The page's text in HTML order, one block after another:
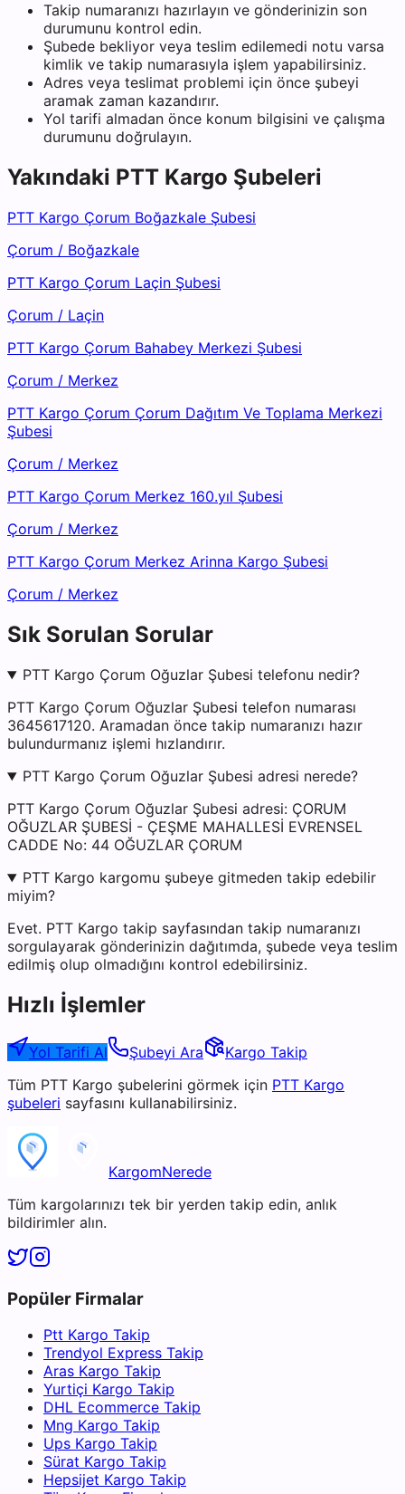
Takip numaranızı hazırlayın ve gönderinizin son
durumunu kontrol edin.
Şubede bekliyor veya teslim edilemedi notu varsa
kimlik ve takip numarasıyla işlem yapabilirsiniz.
Adres veya teslimat problemi için önce şubeyi
aramak zaman kazandırır.
Yol tarifi almadan önce konum bilgisini ve çalışma
durumunu doğrulayın.
Yakındaki PTT Kargo Şubeleri
PTT Kargo Çorum Boğazkale Şubesi
Çorum / Boğazkale
PTT Kargo Çorum Laçin Şubesi
Çorum / Laçin
PTT Kargo Çorum Bahabey Merkezi Şubesi
Çorum / Merkez
PTT Kargo Çorum Çorum Dağıtım Ve Toplama Merkezi
Şubesi
Çorum / Merkez
PTT Kargo Çorum Merkez 160.yıl Şubesi
Çorum / Merkez
PTT Kargo Çorum Merkez Arinna Kargo Şubesi
Çorum / Merkez
Sık Sorulan Sorular
PTT Kargo Çorum Oğuzlar Şubesi telefonu nedir?
PTT Kargo Çorum Oğuzlar Şubesi telefon numarası
3645617120. Aramadan önce takip numaranızı hazır
bulundurmanız işlemi hızlandırır.
PTT Kargo Çorum Oğuzlar Şubesi adresi nerede?
PTT Kargo Çorum Oğuzlar Şubesi adresi: ÇORUM
OĞUZLAR ŞUBESİ - ÇEŞME MAHALLESİ EVRENSEL
CADDE No: 44 OĞUZLAR ÇORUM
PTT Kargo kargomu şubeye gitmeden takip edebilir
miyim?
Evet. PTT Kargo takip sayfasından takip numaranızı
sorgulayarak gönderinizin dağıtımda, şubede veya teslim
edilmiş olup olmadığını kontrol edebilirsiniz.
Hızlı İşlemler
Yol Tarifi Al Şubeyi Ara
Kargo Takip
Tüm PTT Kargo şubelerini görmek için PTT Kargo
şubeleri sayfasını kullanabilirsiniz.
KargomNerede
Tüm kargolarınızı tek bir yerden takip edin, anlık
bildirimler alın.
Popüler Firmalar
Ptt Kargo Takip
Trendyol Express Takip
Aras Kargo Takip
Yurtiçi Kargo Takip
DHL Ecommerce Takip
Mng Kargo Takip
Ups Kargo Takip
Sürat Kargo Takip
Hepsijet Kargo Takip